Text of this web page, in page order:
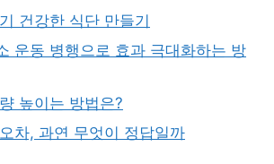
건강한 식단 만들기
운동 병행으로 효과 극대화하는 방
높이는 방법은?
차, 과연 무엇이 정답일까